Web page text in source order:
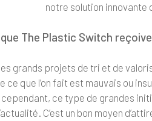
notre solution
The Plastic Switch
grands projets de tri et de
ce que l’on fait est mauvais ou
ce type de grandes
C’est un bon moyen